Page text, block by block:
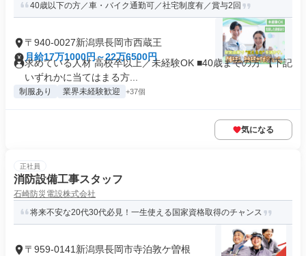
40歳以下の方／車・バイク通勤可／社宅制度有／賞与2回
〒940-0027新潟県長岡市西蔵王
月給17万1000円～22万6500円
求めている人材 高校卒以上／未経験OK ■40歳までの方 【下記
いずれかに当てはまる方...
制服あり 業界未経験歓迎 +37個
気になる
正社員
消防設備工事スタッフ
石崎防災電設株式会社
将来不安な20代30代必見！一生使える国家資格取得のチャンス
〒959-0141新潟県長岡市寺泊敦ケ曽根